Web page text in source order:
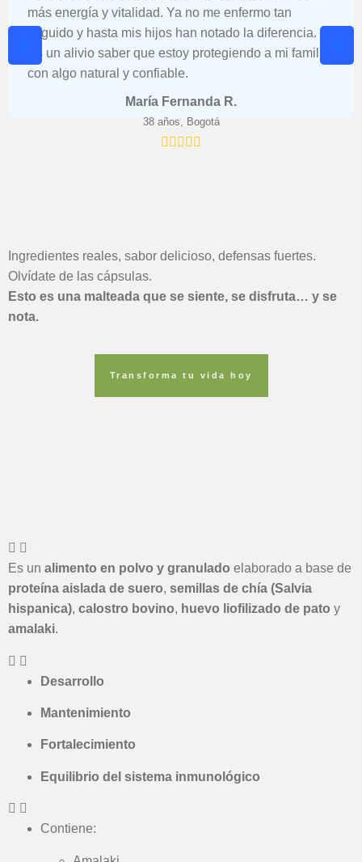
más energía y vitalidad. Ya no me enfermo tan
seguido y hasta mis hijos han notado la diferencia.
Es un alivio saber que estoy protegiendo a mi familia
con algo natural y confiable.
María Fernanda R.
38 años, Bogotá
Ingredientes reales, sabor delicioso, defensas fuertes.
Olvídate de las cápsulas.
Esto es una malteada que se siente, se disfruta… y se
nota.
Transforma tu vida hoy
Es un alimento en polvo y granulado elaborado a base de
proteína aislada de suero, semillas de chía (Salvia
hispanica), calostro bovino, huevo liofilizado de pato y
amalaki.
Desarrollo
Mantenimiento
Fortalecimiento
Equilibrio del sistema inmunológico
Contiene: